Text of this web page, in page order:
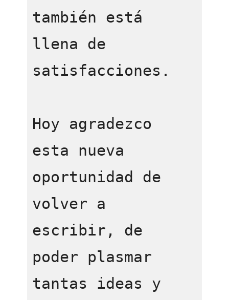
también está
llena de
satisfacciones.
Hoy agradezco
esta nueva
oportunidad de
volver a
escribir, de
poder plasmar
tantas ideas y